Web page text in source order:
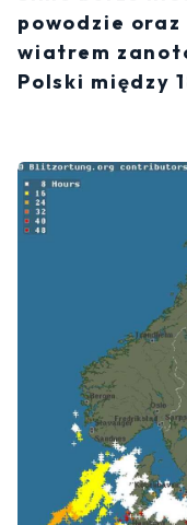
powodzie
wiatrem
Polski między